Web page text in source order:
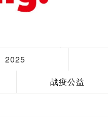
2025
战疫公益